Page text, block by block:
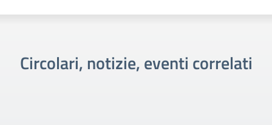
Circolari, notizie, eventi correlati